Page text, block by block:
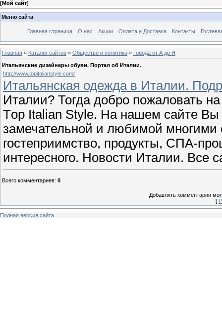
[Мой сайт]
Меню сайта
Главная страница О нас Акции Оплата и Доставка Контакты
Главная » Каталог сайтов » Общество и политика » Города от А до Я
Итальянские дизайнеры обуви. Портал об Италии.
http://www.topitalianstyle.com/
Итальянская одежда в Италии.
Италии? Тогда добро пожаловать
Тop Italian Style. На нашем сайте Вы
замечательной и любимой многими
гостеприимство, продукты, СПА-
интересного. Новости Италии. Все
Всего комментариев: 0
Добавлять комментарии
[
Полная версия сайта